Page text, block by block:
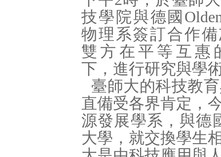
技學院與德國
物理系簽訂合作
雙方在平等互惠
下，進行研究與學
臺師大的科技教
直備受各界肯定，
源發展學系，與德
大學，就交換學生